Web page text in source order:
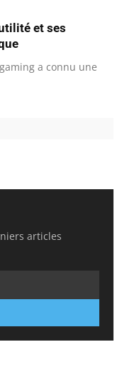
et ses
a connu une
articles